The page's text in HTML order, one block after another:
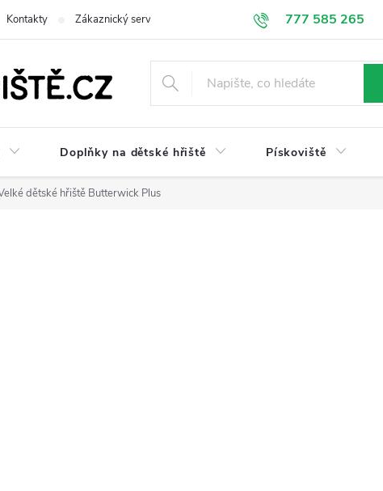
777 585 265
Kontakty Zákaznický servis Doprava a platba Obchodní podmínky
Doplňky na dětské hřiště Pískoviště
dětské hřiště Butterwick Plus